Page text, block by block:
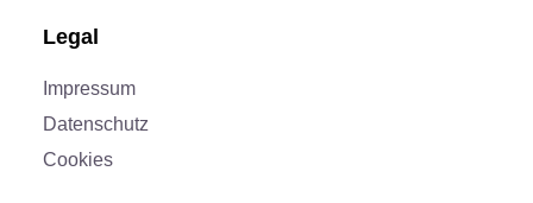
Legal
Impressum
Datenschutz
Cookies